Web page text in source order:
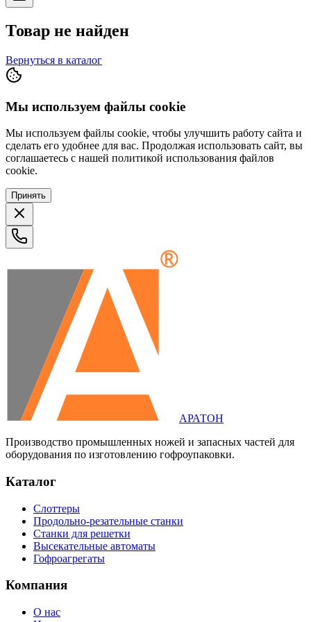
Товар не найден
Вернуться в каталог
Мы используем файлы cookie
Мы используем файлы cookie, чтобы улучшить работу сайта и
сделать его удобнее для вас. Продолжая использовать сайт, вы
соглашаетесь с нашей политикой использования файлов
cookie.
Принять
АРАТОН
Производство промышленных ножей и запасных частей для
оборудования по изготовлению гофроупаковки.
Каталог
Слоттеры
Продольно-резательные станки
Станки для решетки
Высекательные автоматы
Гофроагрегаты
Компания
О нас